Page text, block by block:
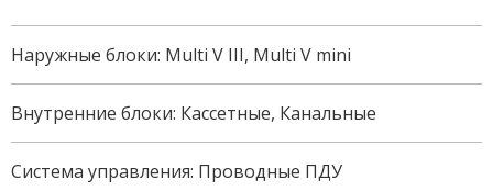
Наружные блоки: Multi V III, Multi V mini
Внутренние блоки: Кассетные, Канальные
Система управления: Проводные ПДУ